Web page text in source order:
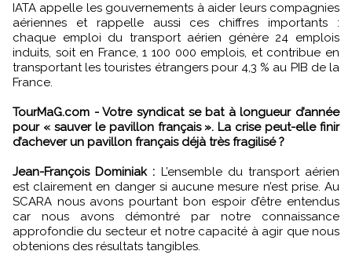
IATA appelle les gouvernements à aider leurs compagnies
aériennes et rappelle aussi ces chiffres importants :
chaque emploi du transport aérien génère 24 emplois
induits, soit en France, 1 100 000 emplois, et contribue en
transportant les touristes étrangers pour 4,3 % au PIB de la
France.
TourMaG.com - Votre syndicat se bat à longueur d’année
pour « sauver le pavillon français ». La crise peut-elle finir
d’achever un pavillon français déjà très fragilisé ?
Jean-François Dominiak : L’ensemble du transport aérien
est clairement en danger si aucune mesure n’est prise. Au
SCARA nous avons pourtant bon espoir d’être entendus
car nous avons démontré par notre connaissance
approfondie du secteur et notre capacité à agir que nous
obtenions des résultats tangibles.